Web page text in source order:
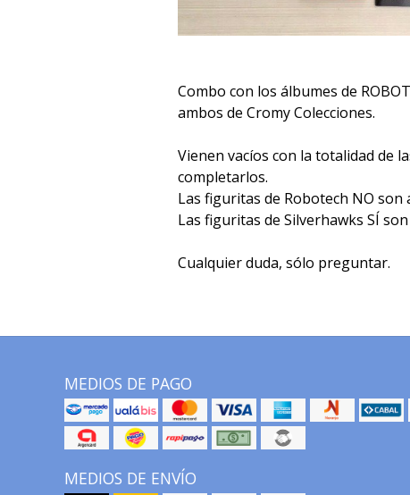
Combo con los álbumes de
ambos de Cromy Colecciones.
Vienen vacíos con la totalidad de
completarlos.
Las figuritas de Robotech NO son
Las figuritas de Silverhawks SÍ
Cualquier duda, sólo preguntar.
MEDIOS DE PAGO
MEDIOS DE ENVÍO